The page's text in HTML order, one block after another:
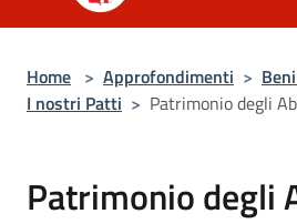
Home > Approfondimenti >
I nostri Patti > Patrimonio degli
Patrimonio degli